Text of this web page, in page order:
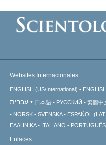
Websites Internacionales
ENGLISH (US/International)
עברית 日本語 РУССКИЙ 繁體中
NORSK
SVENSKA ESPAÑOL
ΕΛΛΗΝΙΚA
ITALIANO PORTUGUÊS
Enlaces